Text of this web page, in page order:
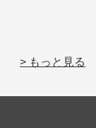
> もっと見る